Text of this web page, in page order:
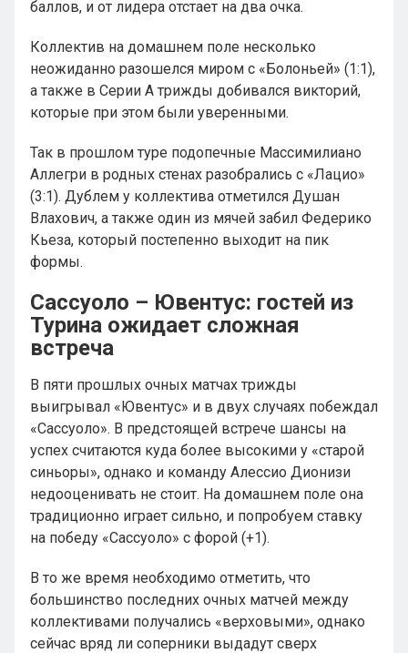
баллов, и от лидера отстает на два очка.
Коллектив на домашнем поле несколько
неожиданно разошелся миром с «Болоньей» (1:1),
а также в Серии А трижды добивался викторий,
которые при этом были уверенными.
Так в прошлом туре подопечные Массимилиано
Аллегри в родных стенах разобрались с «Лацио»
(3:1). Дублем у коллектива отметился Душан
Влахович, а также один из мячей забил Федерико
Кьеза, который постепенно выходит на пик
формы.
Сассуоло – Ювентус: гостей из
Турина ожидает сложная
встреча
В пяти прошлых очных матчах трижды
выигрывал «Ювентус» и в двух случаях побеждал
«Сассуоло». В предстоящей встрече шансы на
успех считаются куда более высокими у «старой
синьоры», однако и команду Алессио Дионизи
недооценивать не стоит. На домашнем поле она
традиционно играет сильно, и попробуем ставку
на победу «Сассуоло» с форой (+1).
В то же время необходимо отметить, что
большинство последних очных матчей между
коллективами получались «верховыми», однако
сейчас вряд ли соперники выдадут сверх